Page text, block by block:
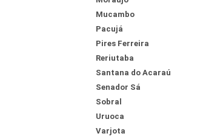
Mucambo
Pacujá
Pires Ferreira
Reriutaba
Santana do Acaraú
Senador Sá
Sobral
Uruoca
Varjota